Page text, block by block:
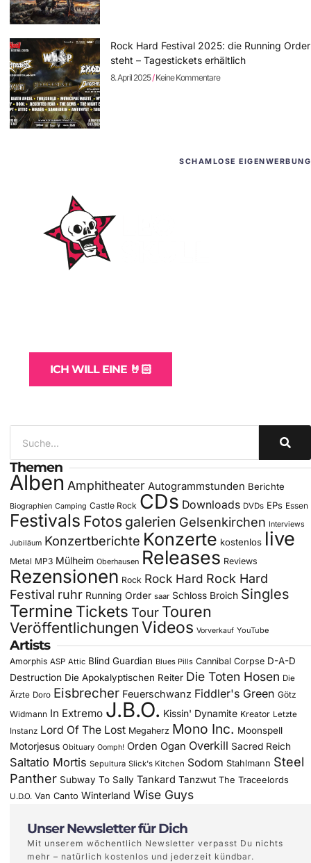
Rock Hard Festival 2025: die Running Order
steht – Tagestickets erhältlich
8. April 2025 Keine Kommentare
SCHAMLOSE EIGENWERBUNG
ICH WILL EINE 🤘🏻
Themen
Alben Amphitheater Autogrammstunden Berichte
Biographien Camping Castle Rock CDs Downloads DVDs EPs Essen
Festivals Fotos galerien Gelsenkirchen Interviews
Jubiläum Konzertberichte Konzerte kostenlos live
Metal MP3 Mülheim Oberhausen Releases Reviews
Rezensionen Rock Rock Hard Rock Hard
Festival ruhr Running Order saar Schloss Broich Singles
Termine Tickets Tour Touren
Veröffentlichungen Videos Vorverkauf YouTube
Artists
Amorphis ASP Attic Blind Guardian Blues Pills Cannibal Corpse D-A-D
Destruction Die Apokalyptischen Reiter Die Toten Hosen Die
Ärzte Doro Eisbrecher Feuerschwanz Fiddler's Green Götz
Widmann In Extremo J.B.O. Kissin' Dynamite Kreator Letzte
Instanz Lord Of The Lost Megaherz Mono Inc. Moonspell
Motorjesus Obituary Oomph! Orden Ogan Overkill Sacred Reich
Saltatio Mortis Sepultura Slick's Kitchen Sodom Stahlmann Steel
Panther Subway To Sally Tankard Tanzwut The Traceelords
U.D.O. Van Canto Winterland Wise Guys
Unser Newsletter für Dich
Mit unserem wöchentlich Newsletter verpasst Du nichts
mehr – natürlich kostenlos und jederzeit kündbar.